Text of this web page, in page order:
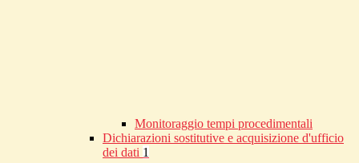
Monitoraggio tempi procedimentali
Dichiarazioni sostitutive e acquisizione d'ufficio
dei dati 1